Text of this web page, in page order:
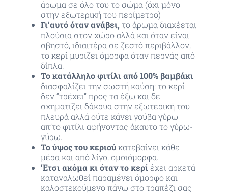
άρωμα σε όλο του το σώμα (όχι μόνο
στην εξωτερική του περίμετρο)
Γι’αυτό όταν ανάβει, το άρωμα διαχέεται
πλούσια στον χώρο αλλά και όταν είναι
σβηστό, ιδιαιτέρα σε ζεστό περιβάλλον,
το κερί μυρίζει όμορφα όταν περνάς από
δίπλα.
Το κατάλληλο φιτίλι από 100% βαμβάκι
διασφαλίζει την σωστή καύση: το κερί
δεν “τρέχει” προς τα έξω και δε
σχηματίζει δάκρυα στην εξωτερική του
πλευρά αλλά ούτε κάνει γούβα γύρω
απ’το φιτίλι αφήνοντας άκαυτο το γύρω-
γύρω.
Το ύψος του κεριούκατεβαίνει κάθε
μέρα και από λίγο, ομοιόμορφα.
‘Ετσι ακόμα κι όταν το κερί έχει αρκετά
καταναλωθεί παραμένει όμορφο και
καλοστεκούμενο πάνω στο τραπέζι σας